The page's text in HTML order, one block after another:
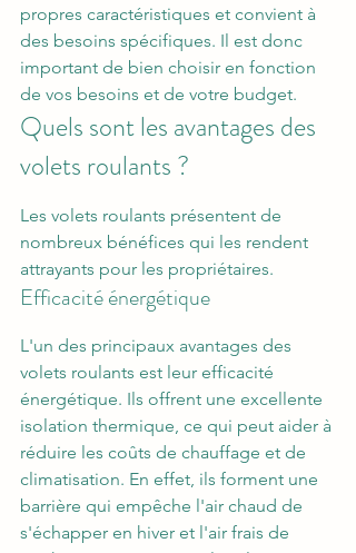
propres caractéristiques et convient à
des besoins spécifiques. Il est donc
important de bien choisir en fonction
de vos besoins et de votre budget.
Quels sont les avantages des
volets roulants ?
Les volets roulants présentent de
nombreux bénéfices qui les rendent
attrayants pour les propriétaires.
Efficacité énergétique
L'un des principaux avantages des
volets roulants est leur efficacité
énergétique. Ils offrent une excellente
isolation thermique, ce qui peut aider à
réduire les coûts de chauffage et de
climatisation. En effet, ils forment une
barrière qui empêche l'air chaud de
s'échapper en hiver et l'air frais de